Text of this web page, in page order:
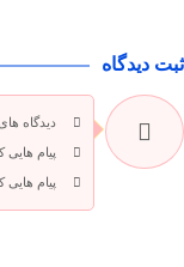
ثبت دیدگاه
دیدگاه
پیام
پیام